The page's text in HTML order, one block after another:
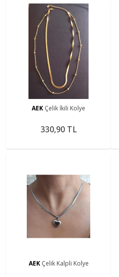
AEK Çelik İkili Kolye
330,90 TL
AEK Çelik Kalpli Kolye